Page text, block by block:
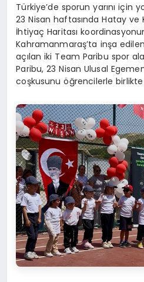
Türkiye’de sporun yarını için
23 Nisan haftasında Hatay ve
İhtiyaç Haritası
Kahramanmaraş’ta inşa
açılan iki Team Paribu spor
Paribu, 23 Nisan Ulusal
coşkusunu öğrencilerle birlikte